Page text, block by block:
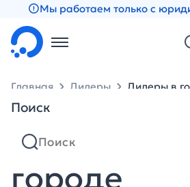
Мы работаем только с
Поиск
Главная Дилеры Дилеры в
Партнеры в
городе